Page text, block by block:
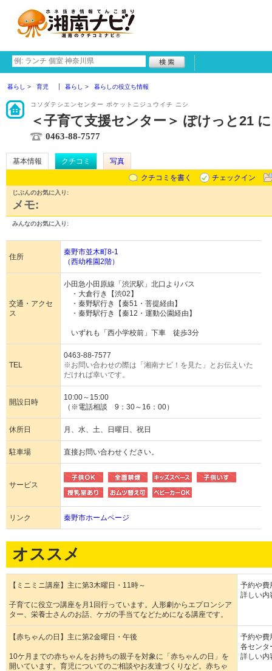
暮らし 育児 暮らし 暮らしの役立ち情報
コソダテシエンセンター ポケットニジュウイチ ニシ
＜子育て支援センター＞ ぽけっと21
0463-88-7577
基本情報 クチコミ
写真
クチコミを書く
チェックイン
じぶんのお気に入り:
メモ:
みんなのお気に入り:
住所
秦野市並木町8-1
（西幼稚園2階）
交通・アクセ
ス
小田急小田原線「渋沢駅」北口よりバス
・大倉行き【渋02】
・秦野駅行き【秦51・菩提経由】
・秦野駅行き【秦12・運動公園経由】
いずれも「西小学校前」下車 徒歩3分
TEL
0463-88-7577
※お問い合わせの際は「湘南ナビ！を見た」とお伝えいた
だければ幸いです。
開設日時
10:00～15:00
（※電話相談 9：30～16：00）
休所日 月、水、土、日曜日、祝日
駐車場 直接お問い合わせください。
サービス
リンク 秦野市ホームページ
オススメ
【ミニミニ講座】主に第3木曜日・11時～
子育てに役立つ講座を月1回行っています。人形劇からエプロンシア
ター、栄養士さんのお話、ケガの手当てなどためになる講座です。
予約や費
詳しい内
【赤ちゃんの日】主に第2金曜日・午後
10ケ月までの赤ちゃんをお持ちの親子を対象に「赤ちゃんの日」を
開いています。育児についてのご相談やお友達づくりなど。赤ちゃ
予約や費
各センタ
詳しい内